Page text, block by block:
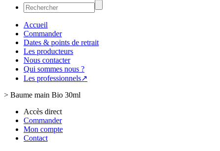
Accueil
Commander
Dates & points de retrait
Les producteurs
Nous contacter
Qui sommes nous ?
Les professionnels↗
> Baume main Bio 30ml
Accès direct
Commander
Mon compte
Contact